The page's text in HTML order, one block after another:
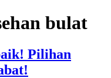
bulat
Pilihan